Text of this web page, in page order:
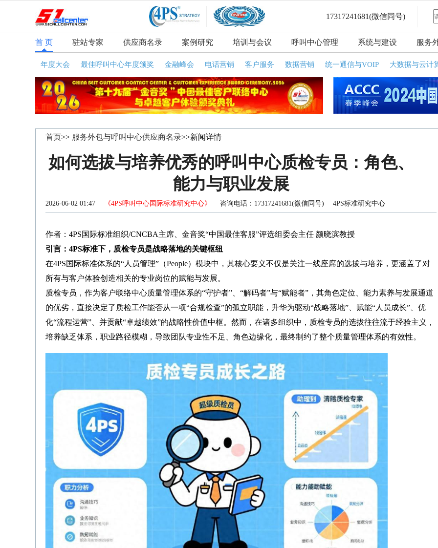
17317241681(微信同号)
首 页 驻站专家 供应商名录 案例研究 培训与会议 呼叫中心管理 系统与建设 服务
年度大会 最佳呼叫中心年度颁奖 金融峰会 电话营销 客户服务 数据营销 统一通信与VOIP 大数据与云计
首页>> 服务外包与呼叫中心供应商名录>>新闻详情
如何选拔与培养优秀的呼叫中心质检专员：角色、
能力与职业发展
2026-06-02 01:47 《4PS呼叫中心国际标准研究中心》 咨询电话：17317241681(微信同号) 4PS标准研究中心
作者：4PS国际标准组织/CNCBA主席、金音奖“中国最佳客服”评选组委会主任 颜晓滨教授
引言：4PS标准下，质检专员是战略落地的关键枢纽
在4PS国际标准体系的“人员管理”（People）模块中，其核心要义不仅是关注一线座席的选拔与培养，更涵盖了对
所有与客户体验创造相关的专业岗位的赋能与发展。
质检专员，作为客户联络中心质量管理体系的“守护者”、“解码者”与“赋能者”，其角色定位、能力素养与发展通道
的优劣，直接决定了质检工作能否从一项“合规检查”的孤立职能，升华为驱动“战略落地”、赋能“人员成长”、优
化“流程运营”、并贡献“卓越绩效”的战略性价值中枢。然而，在诸多组织中，质检专员的选拔往往流于经验主义，
培养缺乏体系，职业路径模糊，导致团队专业性不足、角色边缘化，最终制约了整个质量管理体系的有效性。